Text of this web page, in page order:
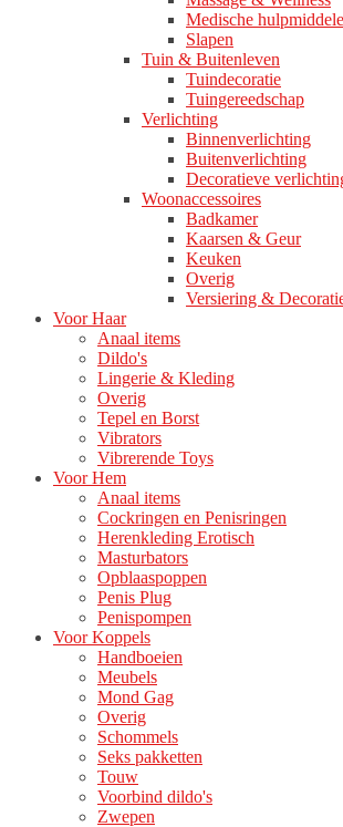
Medische
Slapen
Tuin & Buitenleven
Tuindecoratie
Tuingereedschap
Verlichting
Binnenverlichting
Buitenverlichting
Decoratieve
Woonaccessoires
Badkamer
Kaarsen & Geur
Keuken
Overig
Versiering &
Voor Haar
Anaal items
Dildo's
Lingerie & Kleding
Overig
Tepel en Borst
Vibrators
Vibrerende Toys
Voor Hem
Anaal items
Cockringen en Penisringen
Herenkleding Erotisch
Masturbators
Opblaaspoppen
Penis Plug
Penispompen
Voor Koppels
Handboeien
Meubels
Mond Gag
Overig
Schommels
Seks pakketten
Touw
Voorbind dildo's
Zwepen